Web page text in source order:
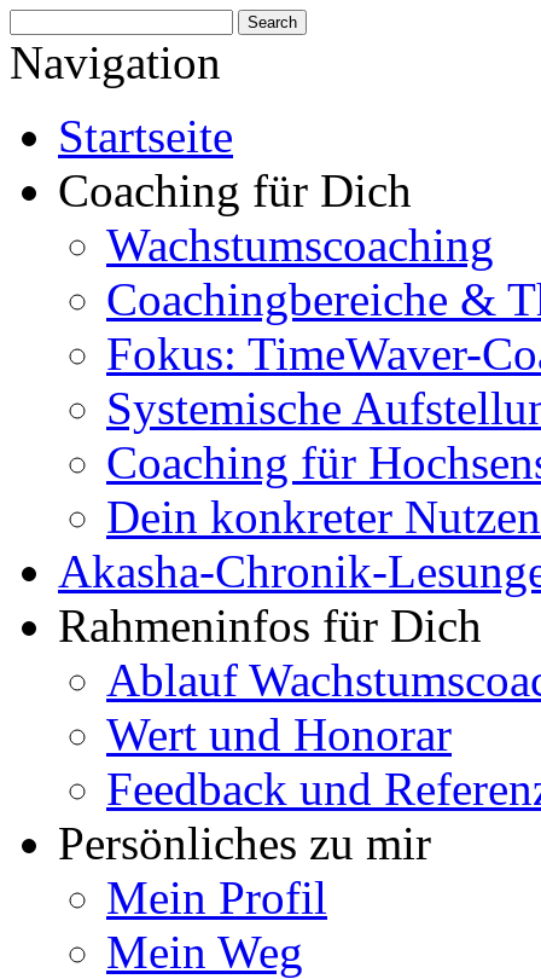
Navigation
Startseite
Coaching für Dich
Wachstumscoaching
Coachingbereiche &
Fokus: TimeWaver-
Systemische
Coaching für
Dein konkreter Nutzen
Akasha-Chronik-
Rahmeninfos für Dich
Ablauf
Wert und Honorar
Feedback und
Persönliches zu mir
Mein Profil
Mein Weg